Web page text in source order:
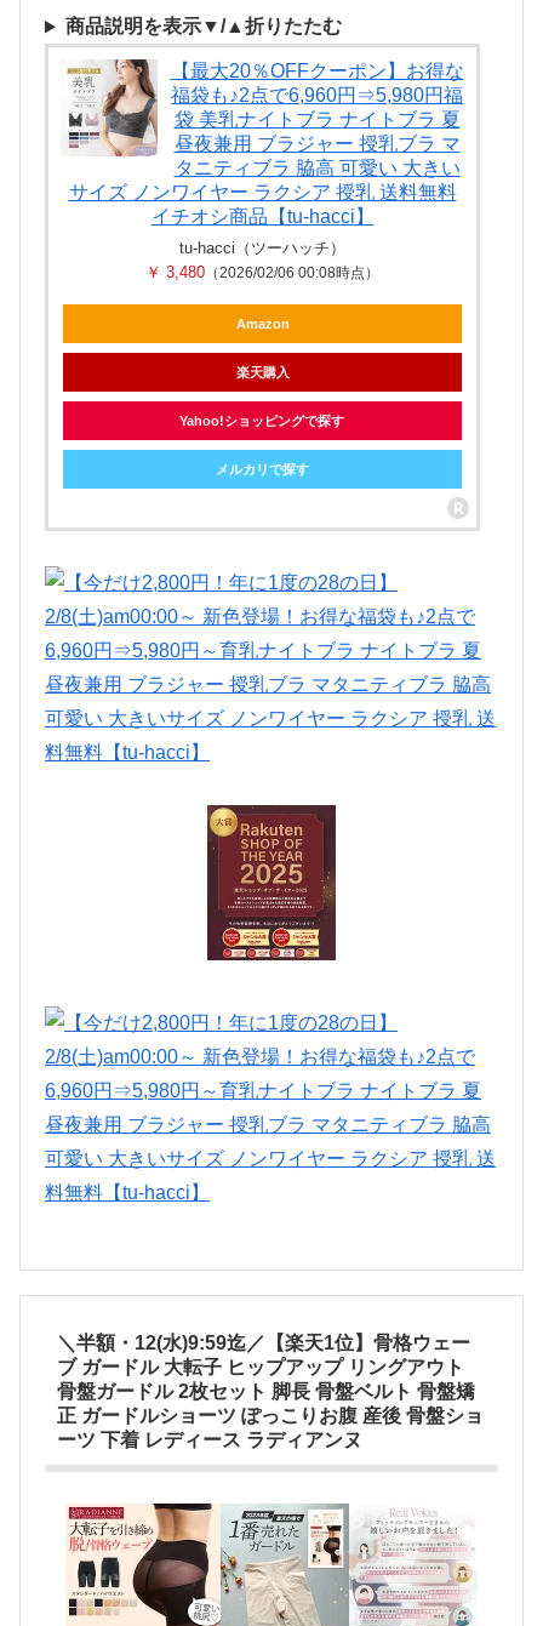
商品説明を表示▼/▲折りたたむ
【最大20％OFFクーポン】お得な
福袋も♪2点で6,960円⇒5,980円福
袋 美乳ナイトブラ ナイトブラ 夏
昼夜兼用 ブラジャー 授乳ブラ マ
タニティブラ 脇高 可愛い 大きい
サイズ ノンワイヤー ラクシア 授乳 送料無料
イチオシ商品【tu-hacci】
tu-hacci（ツーハッチ）
￥ 3,480 （2026/02/06 00:08時点）
Amazon
楽天購入
Yahoo!ショッピングで探す
メルカリで探す
＼半額・12(水)9:59迄／【楽天1位】骨格ウェー
ブ ガードル 大転子 ヒップアップ リングアウト
骨盤ガードル 2枚セット 脚長 骨盤ベルト 骨盤矯
正 ガードルショーツ ぽっこりお腹 産後 骨盤ショ
ーツ 下着 レディース ラディアンヌ